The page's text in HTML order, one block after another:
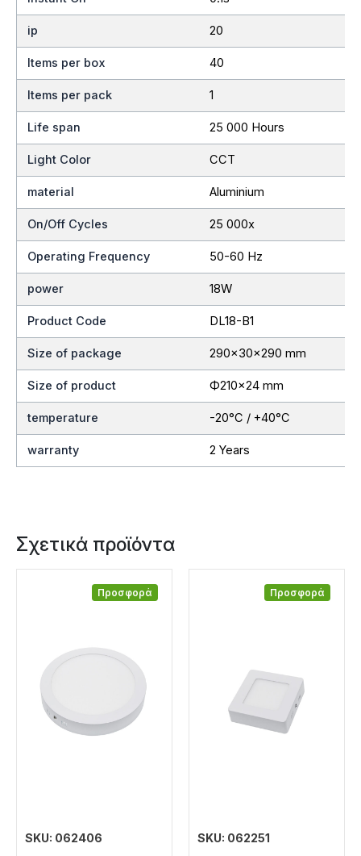
ip 20
Items per box 40
Items per pack 1
Life span 25 000 Hours
Light Color CCT
material Aluminium
On/Off Cycles 25 000x
Operating Frequency 50-60 Hz
power 18W
Product Code DL18-B1
Size of package 290x30x290 mm
Size of product Ф210×24 mm
temperature -20°C / +40°C
warranty 2 Years
Σχετικά προϊόντα
Προσφορά
SKU: 062406
Προσφορά
SKU: 062251